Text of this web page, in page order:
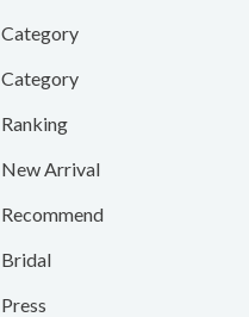
Category
Category
Ranking
New Arrival
Recommend
Bridal
Press